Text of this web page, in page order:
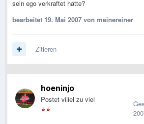
sein ego verkraftet hätte?
bearbeitet 19. Mai 2007 von meinereiner
Zitieren
hoeninjo
Postet viiiel zu viel